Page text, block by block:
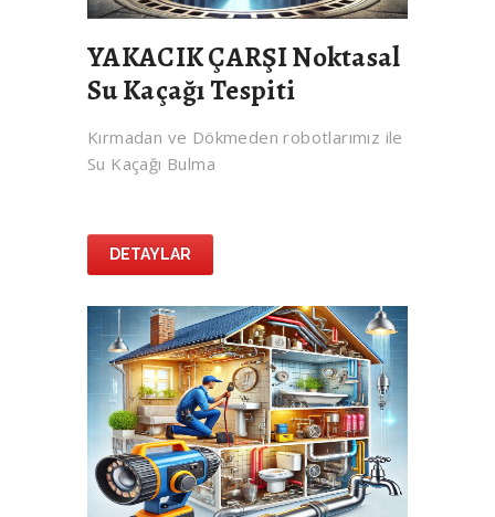
YAKACIK ÇARŞI Noktasal
Su Kaçağı Tespiti
Kırmadan ve Dökmeden robotlarımız ile
Su Kaçağı Bulma
DETAYLAR